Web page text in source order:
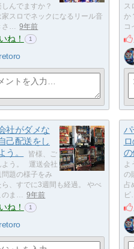
しんでますか？
家スロでネックになるリール音
さ…
9年前
ね！ 1
retoro
ス
か
コ
社がダメな
己配送をし
う。
皆様、ご
よう。 運送会社
問題の様子をみ
ら、すでに3週間も経過。 やべ
のま…
9年前
ね！ 1
retoro
よ
の
占
ビ…